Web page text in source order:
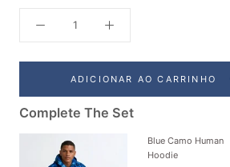
ADICIONAR AO CARRINHO
Complete The Set
Blue Camo Human
Hoodie